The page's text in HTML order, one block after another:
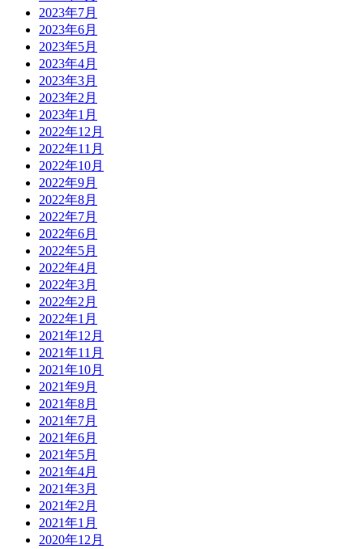
2023年7月
2023年6月
2023年5月
2023年4月
2023年3月
2023年2月
2023年1月
2022年12月
2022年11月
2022年10月
2022年9月
2022年8月
2022年7月
2022年6月
2022年5月
2022年4月
2022年3月
2022年2月
2022年1月
2021年12月
2021年11月
2021年10月
2021年9月
2021年8月
2021年7月
2021年6月
2021年5月
2021年4月
2021年3月
2021年2月
2021年1月
2020年12月